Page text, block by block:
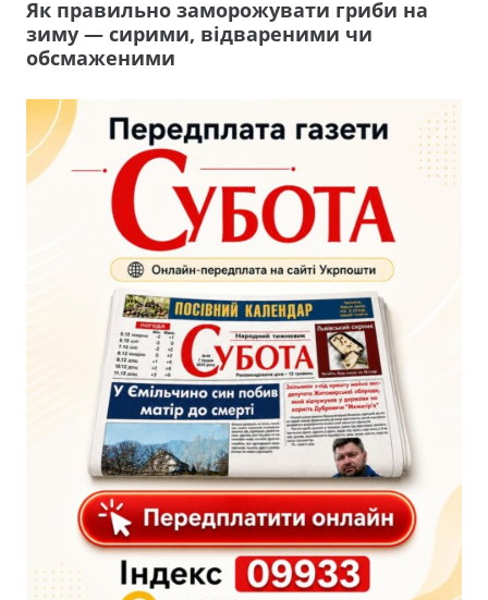
Як правильно заморожувати гриби на
зиму — сирими, відвареними чи
обсмаженими